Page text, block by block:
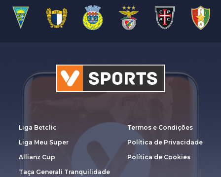
Liga Betclic
Liga Meu Super
Allianz Cup
Taça Generali Tranquilidade
Termos e Condições
Política de Privacidade
Política de Cookies